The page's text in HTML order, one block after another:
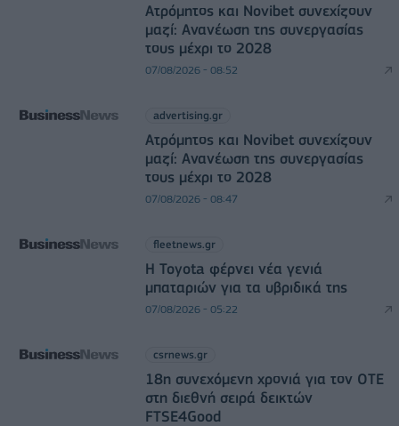
Ατρόμητος και Novibet συνεχίζουν
μαζί: Ανανέωση της συνεργασίας
τους μέχρι το 2028
07/08/2026 - 08:52
advertising.gr
Ατρόμητος και Novibet συνεχίζουν
μαζί: Ανανέωση της συνεργασίας
τους μέχρι το 2028
07/08/2026 - 08:47
fleetnews.gr
Η Toyota φέρνει νέα γενιά
μπαταριών για τα υβριδικά της
07/08/2026 - 05:22
csrnews.gr
18η συνεχόμενη χρονιά για τον ΟΤΕ
στη διεθνή σειρά δεικτών
FTSE4Good